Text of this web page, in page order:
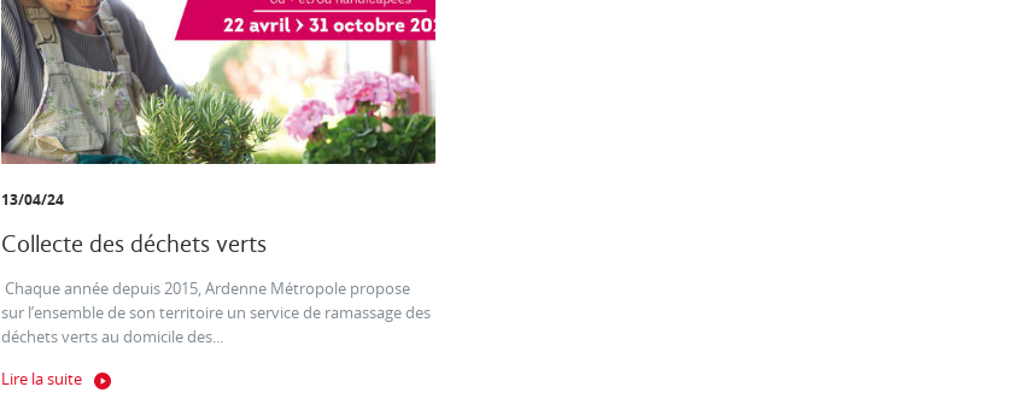
13/04/24
Collecte des déchets verts
Chaque année depuis 2015, Ardenne Métropole propose
sur l’ensemble de son territoire un service de ramassage des
déchets verts au domicile des...
Lire la suite